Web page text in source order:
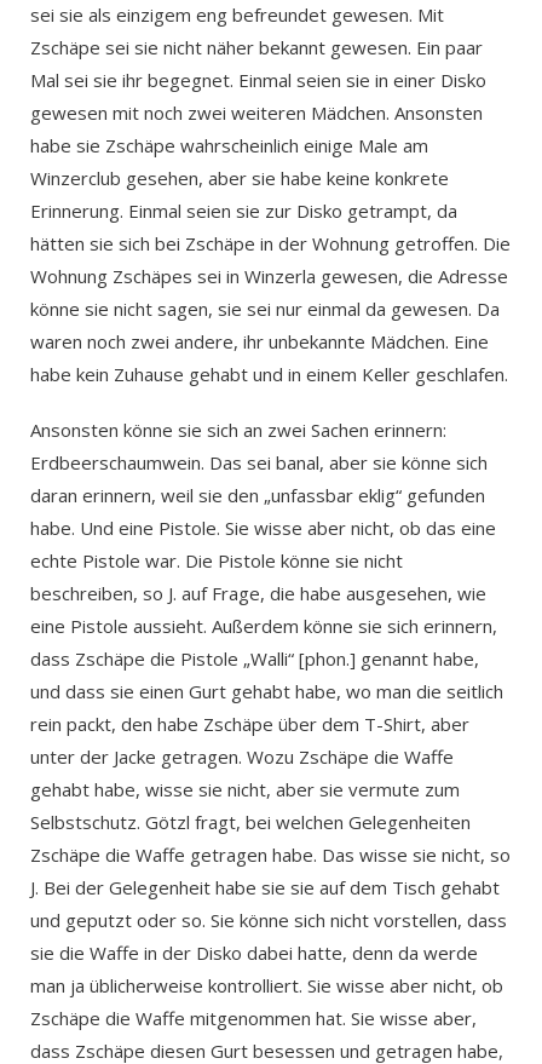
sei sie als einzigem eng befreundet gewesen. Mit
Zschäpe sei sie nicht näher bekannt gewesen. Ein paar
Mal sei sie ihr begegnet. Einmal seien sie in einer Disko
gewesen mit noch zwei weiteren Mädchen. Ansonsten
habe sie Zschäpe wahrscheinlich einige Male am
Winzerclub gesehen, aber sie habe keine konkrete
Erinnerung. Einmal seien sie zur Disko getrampt, da
hätten sie sich bei Zschäpe in der Wohnung getroffen. Die
Wohnung Zschäpes sei in Winzerla gewesen, die Adresse
könne sie nicht sagen, sie sei nur einmal da gewesen. Da
waren noch zwei andere, ihr unbekannte Mädchen. Eine
habe kein Zuhause gehabt und in einem Keller geschlafen.
Ansonsten könne sie sich an zwei Sachen erinnern:
Erdbeerschaumwein. Das sei banal, aber sie könne sich
daran erinnern, weil sie den „unfassbar eklig“ gefunden
habe. Und eine Pistole. Sie wisse aber nicht, ob das eine
echte Pistole war. Die Pistole könne sie nicht
beschreiben, so J. auf Frage, die habe ausgesehen, wie
eine Pistole aussieht. Außerdem könne sie sich erinnern,
dass Zschäpe die Pistole „Walli“ [phon.] genannt habe,
und dass sie einen Gurt gehabt habe, wo man die seitlich
rein packt, den habe Zschäpe über dem T-Shirt, aber
unter der Jacke getragen. Wozu Zschäpe die Waffe
gehabt habe, wisse sie nicht, aber sie vermute zum
Selbstschutz. Götzl fragt, bei welchen Gelegenheiten
Zschäpe die Waffe getragen habe. Das wisse sie nicht, so
J. Bei der Gelegenheit habe sie sie auf dem Tisch gehabt
und geputzt oder so. Sie könne sich nicht vorstellen, dass
sie die Waffe in der Disko dabei hatte, denn da werde
man ja üblicherweise kontrolliert. Sie wisse aber nicht, ob
Zschäpe die Waffe mitgenommen hat. Sie wisse aber,
dass Zschäpe diesen Gurt besessen und getragen habe,